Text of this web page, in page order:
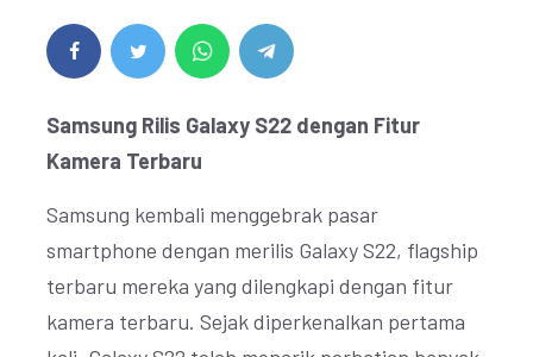
Samsung Rilis Galaxy S22 dengan Fitur
Kamera Terbaru
Samsung kembali menggebrak pasar
smartphone dengan merilis Galaxy S22, flagship
terbaru mereka yang dilengkapi dengan fitur
kamera terbaru. Sejak diperkenalkan pertama